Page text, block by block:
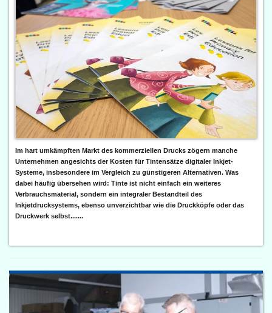
Im hart umkämpften Markt des kommerziellen Drucks zögern manche
Unternehmen angesichts der Kosten für Tintensätze digitaler Inkjet-
Systeme, insbesondere im Vergleich zu günstigeren Alternativen. Was
dabei häufig übersehen wird: Tinte ist nicht einfach ein weiteres
Verbrauchsmaterial, sondern ein integraler Bestandteil des
Inkjetdrucksystems, ebenso unverzichtbar wie die Druckköpfe oder das
Druckwerk selbst.......